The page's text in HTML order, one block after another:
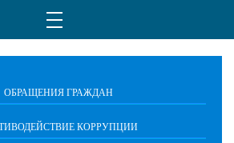
ОБРАЩЕНИЯ ГРАЖДАН
КОРРУПЦИИ